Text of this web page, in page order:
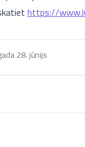
https://
28. jūnijs